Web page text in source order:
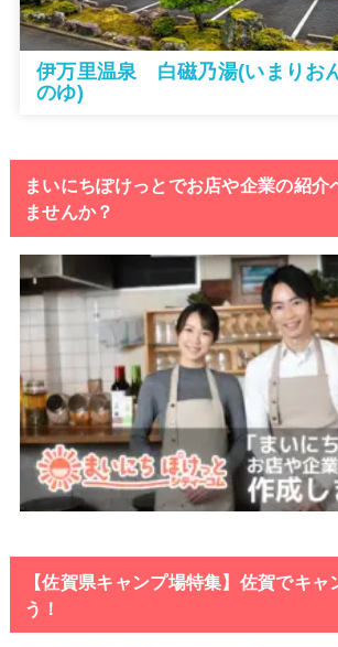
伊万里温泉 白磁乃湯(いまりお
のゆ)
まいにちぽけっとでお店や企業の紹介
ませんか？
【佐賀県キャンプ場特集】佐賀でキャ
う！